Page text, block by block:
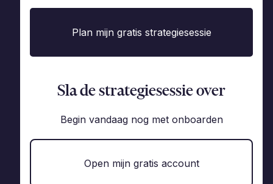
Plan mijn gratis strategiesessie
Sla de strategiesessie over
Begin vandaag nog met onboarden
Open mijn gratis account